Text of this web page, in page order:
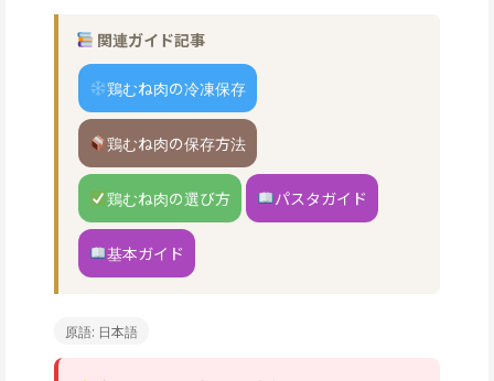
関連ガイド記事
鶏むね肉の冷凍保存
鶏むね肉の保存方法
鶏むね肉の選び方 パスタガイド
基本ガイド
原語: 日本語